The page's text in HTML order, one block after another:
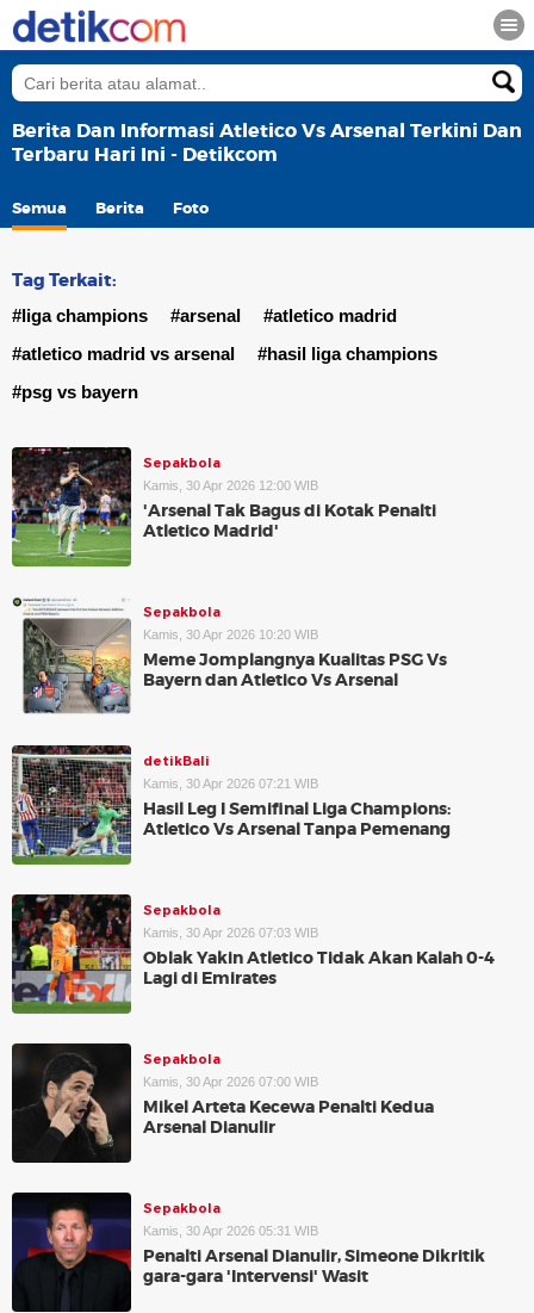
Berita Dan Informasi Atletico Vs Arsenal Terkini Dan
Terbaru Hari Ini - Detikcom
Semua Berita Foto
Tag Terkait:
#liga champions #arsenal
#atletico madrid
#atletico madrid vs arsenal
#hasil liga champions
#psg vs bayern
Sepakbola
Kamis, 30 Apr 2026 12:00 WIB
'Arsenal Tak Bagus di Kotak Penalti
Atletico Madrid'
Sepakbola
Kamis, 30 Apr 2026 10:20 WIB
Meme Jomplangnya Kualitas PSG Vs
Bayern dan Atletico Vs Arsenal
detikBali
Kamis, 30 Apr 2026 07:21 WIB
Hasil Leg I Semifinal Liga Champions:
Atletico Vs Arsenal Tanpa Pemenang
Sepakbola
Kamis, 30 Apr 2026 07:03 WIB
Oblak Yakin Atletico Tidak Akan Kalah 0-4
Lagi di Emirates
Sepakbola
Kamis, 30 Apr 2026 07:00 WIB
Mikel Arteta Kecewa Penalti Kedua
Arsenal Dianulir
Sepakbola
Kamis, 30 Apr 2026 05:31 WIB
Penalti Arsenal Dianulir, Simeone Dikritik
gara-gara 'Intervensi' Wasit